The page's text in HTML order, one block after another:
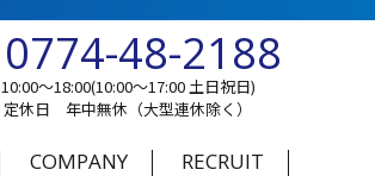
0774-48-2188
10:00～18:00(10:00～17:00 土日祝日)
定休日 年中無休（大型連休除く）
COMPANY RECRUIT